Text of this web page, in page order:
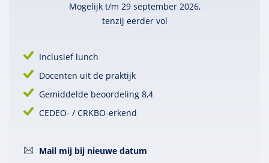
Mogelijk t/m 29 september 2026,
tenzij eerder vol
Inclusief lunch
Docenten uit de praktijk
Gemiddelde beoordeling 8,4
CEDEO- / CRKBO-erkend
Mail mij bij nieuwe datum